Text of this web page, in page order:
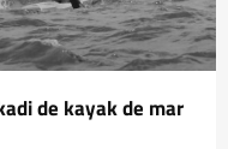
de kayak de mar